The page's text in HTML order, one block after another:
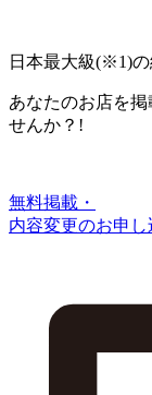
日本最大級(※1)
あなたのお店を掲
せんか？!
無料掲載・
内容変更のお申し